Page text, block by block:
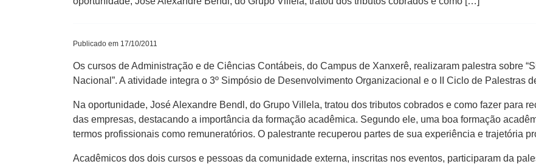
Publicado em 17/10/2011
Os cursos de Administração e de Ciências Contábeis, do Campus de Xanxerê, realizaram palestra sobre
Nacional”. A atividade integra o 3º Simpósio de Desenvolvimento Organizacional e o II Ciclo de Palestras
Na oportunidade, José Alexandre Bendl, do Grupo Villela, tratou dos tributos cobrados e como fazer para
das empresas, destacando a importância da formação acadêmica. Segundo ele, uma boa formação
termos profissionais como remuneratórios. O palestrante recuperou partes de sua experiência e trajetória
Acadêmicos dos dois cursos e pessoas da comunidade externa, inscritas nos eventos, participaram da